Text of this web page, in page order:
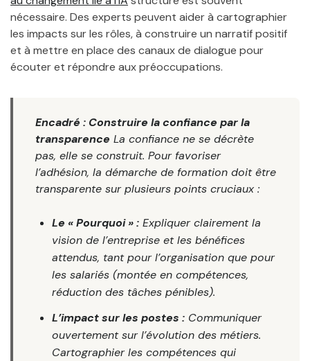
nécessaire. Des experts peuvent aider à cartographier
les impacts sur les rôles, à construire un narratif positif
et à mettre en place des canaux de dialogue pour
écouter et répondre aux préoccupations.
Encadré : Construire la confiance par la
transparence La confiance ne se décrète
pas, elle se construit. Pour favoriser
l’adhésion, la démarche de formation doit être
transparente sur plusieurs points cruciaux :
Le « Pourquoi » : Expliquer clairement la
vision de l’entreprise et les bénéfices
attendus, tant pour l’organisation que pour
les salariés (montée en compétences,
réduction des tâches pénibles).
L’impact sur les postes : Communiquer
ouvertement sur l’évolution des métiers.
Cartographier les compétences qui